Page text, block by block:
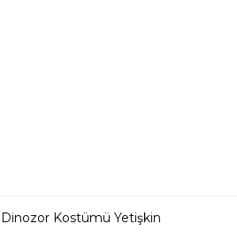
Dinozor Kostümü Yetişkin